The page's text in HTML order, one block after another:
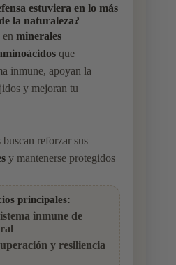
estuviera en lo más
la naturaleza?
minerales
que
inmune, apoyan la
y mejoran tu
reforzar sus
y mantenerse protegidos
principales:
inmune de
y resiliencia